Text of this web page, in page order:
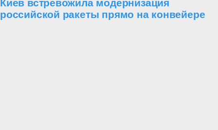
Киев встревожила модернизация
российской ракеты прямо на конвейере